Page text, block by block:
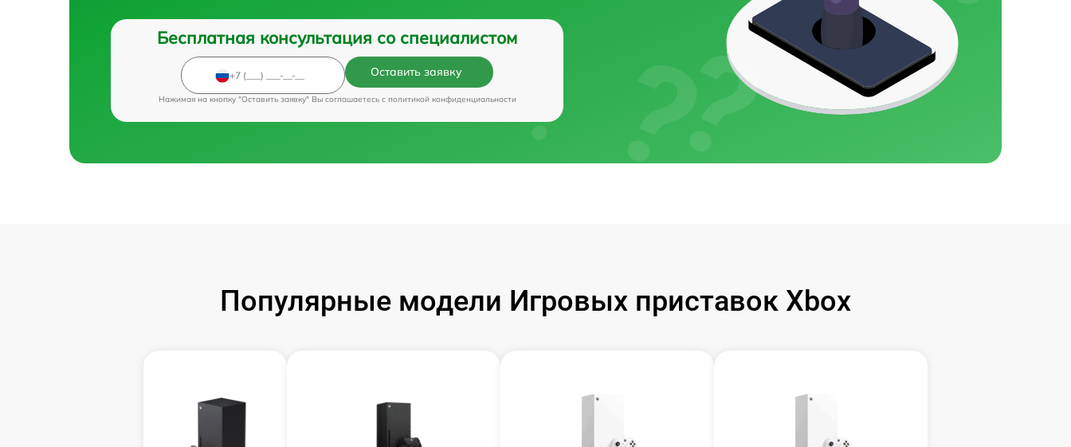
Бесплатная консультация со специалистом
Оставить заявку
Нажимая на кнопку "Оставить заявку" Вы соглашаетесь c политикой конфиденциальности
Популярные модели Игровых приставок Xbox